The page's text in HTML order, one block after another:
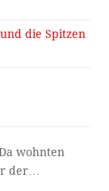
die Spitzen
wohnten
der…